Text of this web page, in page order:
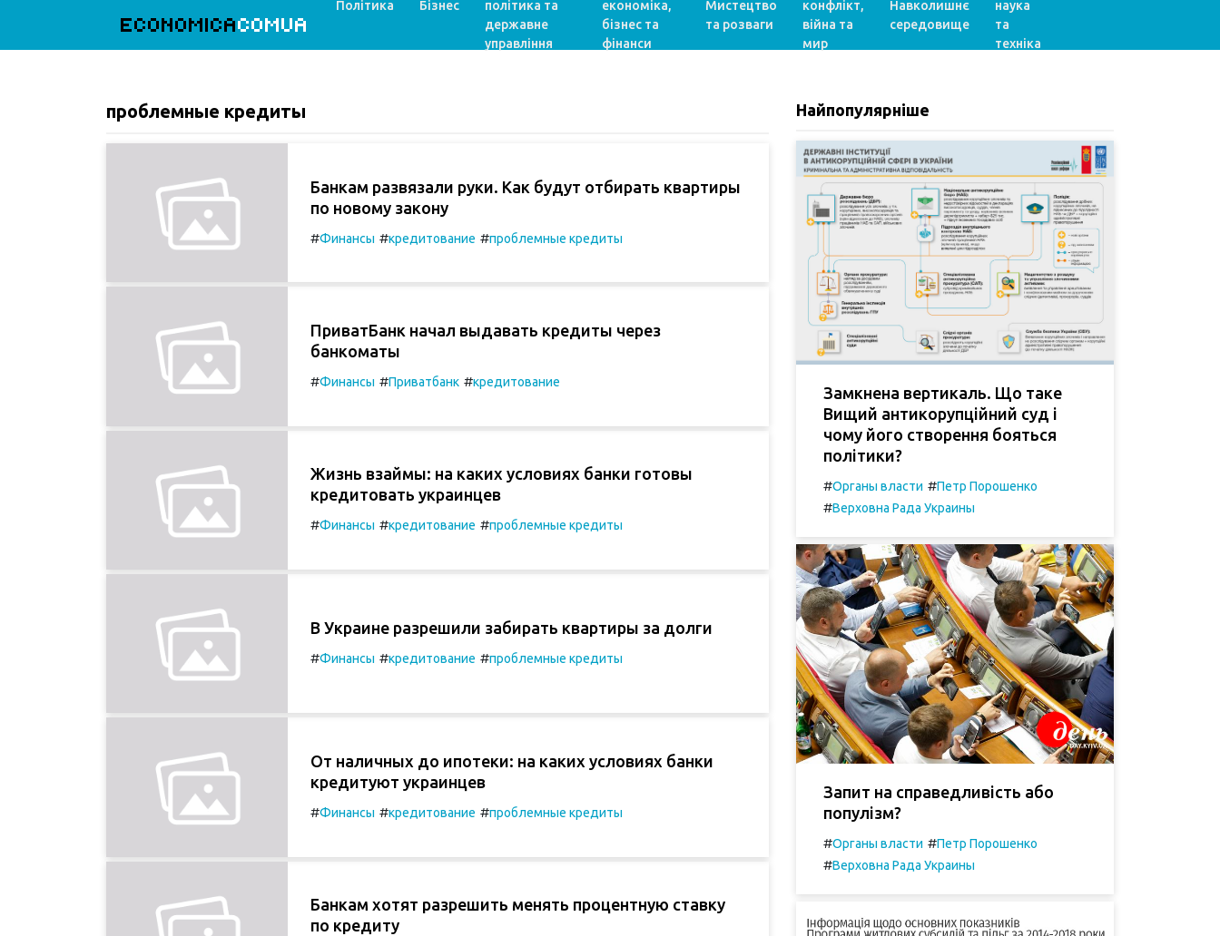
ECONOMICACOMUA
Політика Бізнес
політика та
державне
управління
економіка,
бізнес та
фінанси
Мистецтво
та розваги
конфлікт,
війна та
мир
Навколишнє
середовище
наука
та
техніка
проблемные кредиты
Банкам развязали руки. Как будут отбирать квартиры
по новому закону
#Финансы #кредитование #проблемные кредиты
ПриватБанк начал выдавать кредиты через
банкоматы
#Финансы #Приватбанк #кредитование
Жизнь взаймы: на каких условиях банки готовы
кредитовать украинцев
#Финансы #кредитование #проблемные кредиты
В Украине разрешили забирать квартиры за долги
#Финансы #кредитование #проблемные кредиты
От наличных до ипотеки: на каких условиях банки
кредитуют украинцев
#Финансы #кредитование #проблемные кредиты
Банкам хотят разрешить менять процентную ставку
по кредиту
Найпопулярніше
Замкнена вертикаль. Що таке
Вищий антикорупційний суд і
чому його створення бояться
політики?
#Органы власти #Петр Порошенко
#Верховна Рада Украины
Запит на справедливість або
популізм?
#Органы власти #Петр Порошенко
#Верховна Рада Украины